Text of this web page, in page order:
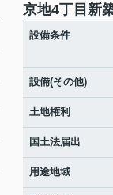
京地4丁目新
設備条件
設備(その他)
土地権利
国土法届出
用途地域